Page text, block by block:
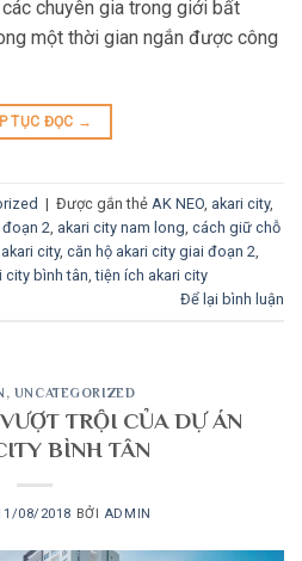
chuyên gia trong giới bất
một thời gian ngắn được công
TỤC ĐỌC →
| Được gắn thẻ AK NEO akari city,
2 akari city nam long cách giữ chỗ
city, căn hộ akari city giai đoạn 2
city bình tân ,tiện ích akari city
Để lại bình luận
, UNCATEGORIZED
TRỘI CỦA DỰ ÁN
BÌNH TÂN
08/2018 BỞI ADMIN